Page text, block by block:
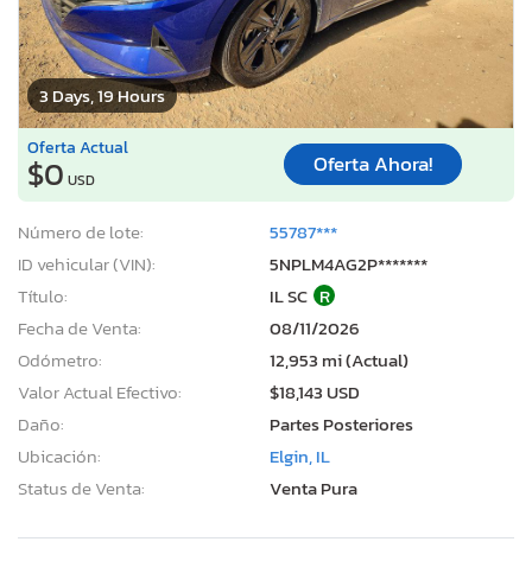
3 Days, 19 Hours
Oferta Actual
$0 USD
Oferta Ahora!
Número de lote:
55787***
ID vehicular (VIN):
5NPLM4AG2P*******
Título:
IL SC R
Fecha de Venta:
08/11/2026
Odómetro:
12,953 mi (Actual)
Valor Actual Efectivo:
$18,143 USD
Daño:
Partes Posteriores
Ubicación:
Elgin, IL
Status de Venta:
Venta Pura